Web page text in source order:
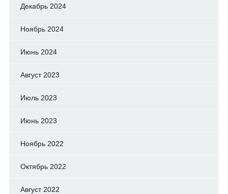
Декабрь 2024
Ноябрь 2024
Июнь 2024
Август 2023
Июль 2023
Июнь 2023
Ноябрь 2022
Октябрь 2022
Август 2022